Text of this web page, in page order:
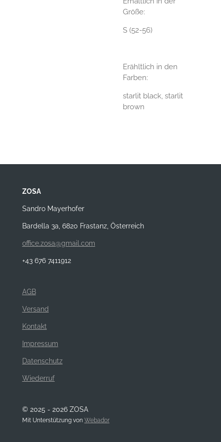
Größe:
S (52-56)
Erähltlich in den
Farben:
starlit black, starlit
brown
ZOSA
Sandro Mayerhofer
Bardella 3a, 6820 Frastanz, Österreich
office.zosa@gmail.com
+43 676 7411912
AGB
Versand
Kontakt
Impressum
Datenschutz
Wiederruf
© 2025 - 2026 ZOSA
Mit Unterstützung von Webador